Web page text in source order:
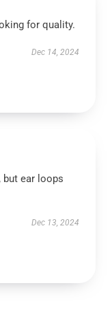
for quality.
Dec 14, 2024
ear loops
Dec 13, 2024